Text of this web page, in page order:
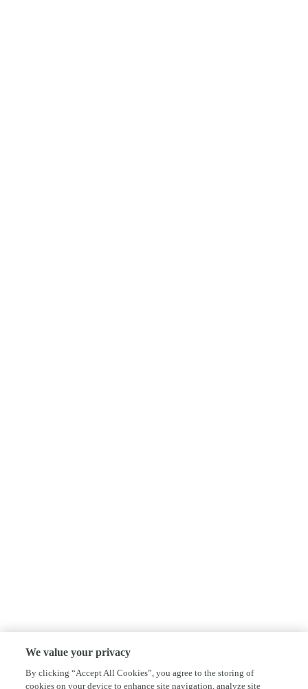
We value your privacy
By clicking “Accept All Cookies”, you agree to the storing of
cookies on your device to enhance site navigation, analyze site